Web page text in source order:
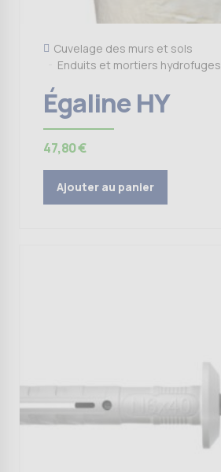
Cuvelage des murs et sols
Enduits et mortiers hydrofuges
Égaline HY
47,80€
Ajouter au panier